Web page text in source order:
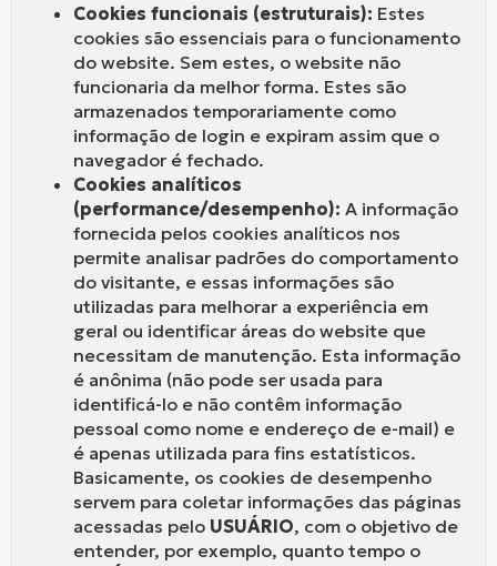
Cookies funcionais (estruturais): Estes
cookies são essenciais para o funcionamento
do website. Sem estes, o website não
funcionaria da melhor forma. Estes são
armazenados temporariamente como
informação de login e expiram assim que o
navegador é fechado.
Cookies analíticos
(performance/desempenho): A informação
fornecida pelos cookies analíticos nos
permite analisar padrões do comportamento
do visitante, e essas informações são
utilizadas para melhorar a experiência em
geral ou identificar áreas do website que
necessitam de manutenção. Esta informação
é anônima (não pode ser usada para
identificá-lo e não contêm informação
pessoal como nome e endereço de e-mail) e
é apenas utilizada para fins estatísticos.
Basicamente, os cookies de desempenho
servem para coletar informações das páginas
acessadas pelo USUÁRIO, com o objetivo de
entender, por exemplo, quanto tempo o